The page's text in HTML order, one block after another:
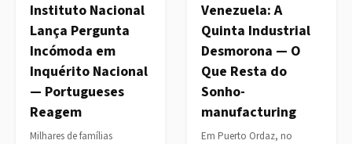
Instituto Nacional
Lança Pergunta
Incómoda em
Inquérito Nacional
— Portugueses
Reagem
Milhares de famílias
Venezuela: A
Quinta Industrial
Desmorona — O
Que Resta do
Sonho-
manufacturing
Em Puerto Ordaz, no